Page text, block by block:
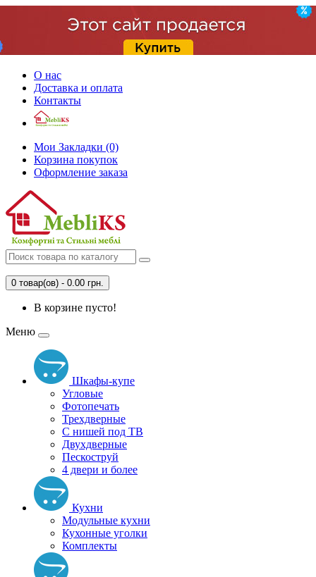
О нас
Доставка и оплата
Контакты
Мои Закладки (0)
Корзина покупок
Оформление заказа
0 товар(ов) - 0.00 грн.
В корзине пусто!
Меню
Шкафы-купе
Угловые
Фотопечать
Трехдверные
С нишей под ТВ
Двухдверные
Пескоструй
4 двери и более
Кухни
Модульные кухни
Кухонные уголки
Комплекты